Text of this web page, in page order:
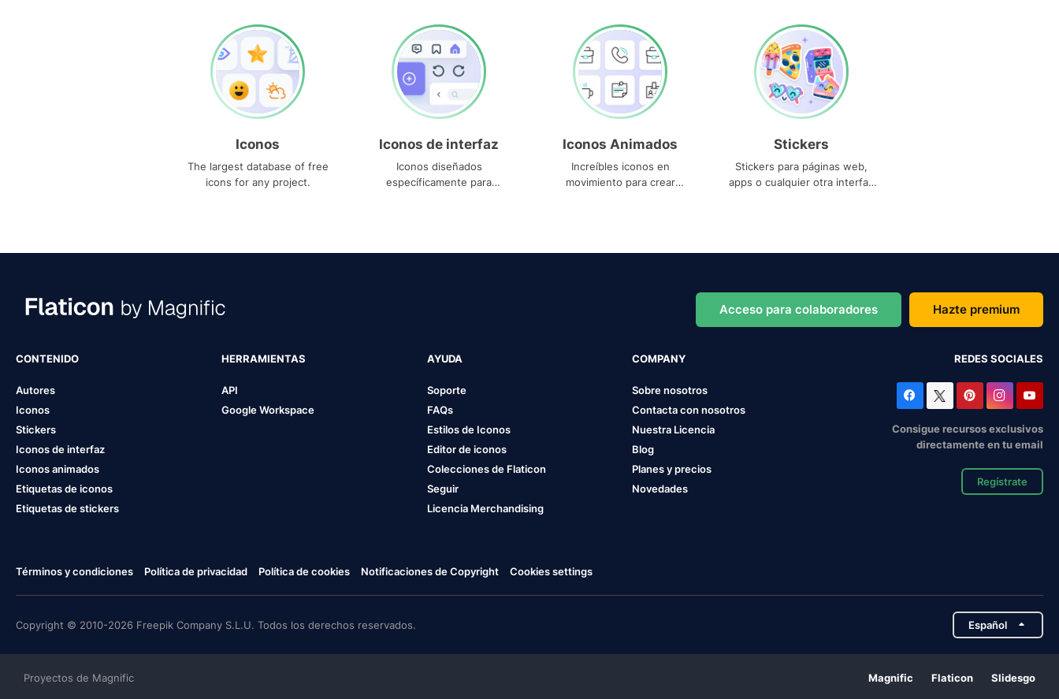
Iconos
The largest database of free
icons for any project.
Iconos de interfaz
Iconos diseñados
específicamente para
Iconos Animados
Increíbles iconos en
movimiento para crear
Stickers
Stickers para páginas web,
apps o cualquier otra interfaz
Acceso para colaboradores Hazte premium
CONTENIDO
Autores
Iconos
Stickers
Iconos de interfaz
Iconos animados
Etiquetas de iconos
Etiquetas de stickers
HERRAMIENTAS
API
Google Workspace
AYUDA
Soporte
FAQs
Estilos de Iconos
Editor de iconos
Colecciones de Flaticon
Seguir
Licencia Merchandising
COMPANY
Sobre nosotros
Contacta con nosotros
Nuestra Licencia
Blog
Planes y precios
Novedades
REDES SOCIALES
Consigue recursos exclusivos
directamente en tu email
Regístrate
Términos y condiciones Política de privacidad Política de cookies Notificaciones de Copyright Cookies settings
Copyright © 2010-2026 Freepik Company S.L.U. Todos los derechos reservados. Español
Proyectos de Magnific Magnific Flaticon Slidesgo